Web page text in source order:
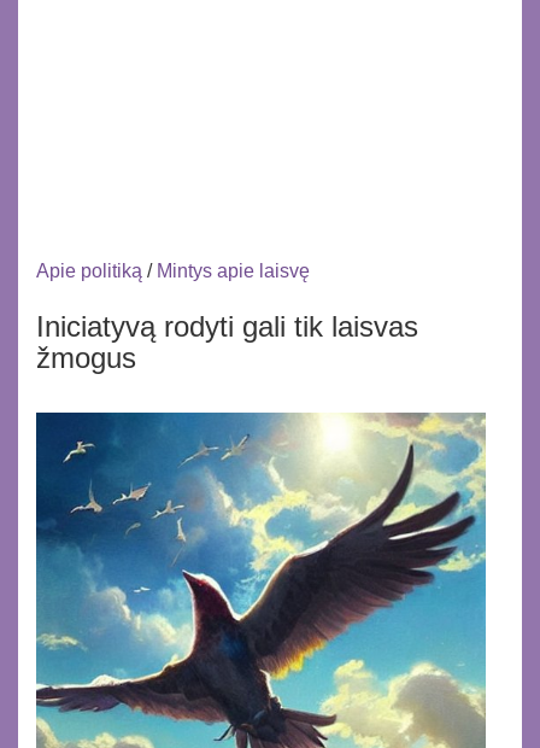
Apie politiką / Mintys apie laisvę
Iniciatyvą rodyti gali tik laisvas
žmogus